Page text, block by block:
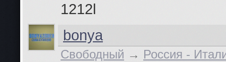
1212l
bonya
Свободный → Россия -